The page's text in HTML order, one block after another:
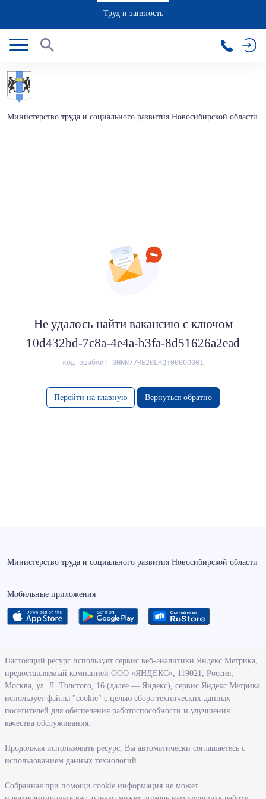
Труд и занятость
Министерство труда и социального развития Новосибирской области
Не удалось найти вакансию с ключом
10d432bd-7c8a-4e4a-b3fa-8d51626a2ead
код ошибки: 0HNN77RE20LRQ:00000001
Перейти на главную Вернуться обратно
Министерство труда и социального развития Новосибирской области
Мобильные приложения
О ведомстве
Деятельность министерства труда и социального развития
Новосибирской области
Контрольно-надзорная деятельность министерства
Государственные программы, реализуемые министерством
Службы и учреждения, подведомственные министерству
Поступление на государственную гражданскую службу
Информация
Настоящий ресурс использует сервис веб-аналитики Яндекс Метрика,
предоставляемый компанией ООО «ЯНДЕКС», 119021, Россия,
Москва, ул. Л. Толстого, 16 (далее — Яндекс), сервис Яндекс Метрика
использует файлы "cookie" с целью сбора технических данных
посетителей для обеспечения работоспособности и улучшения
качества обслуживания.
Продолжая использовать ресурс, Вы автоматически соглашаетесь с
использованием данных технологий
Собранная при помощи cookie информация не может